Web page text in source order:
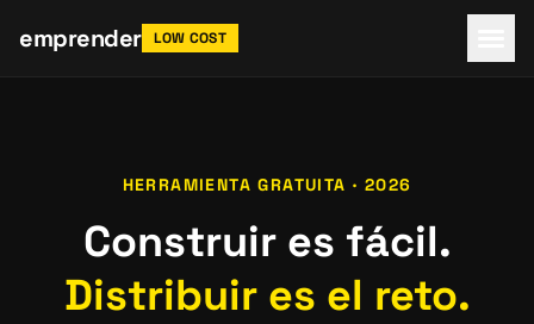
emprender LOW COST
HERRAMIENTA GRATUITA · 2026
Construir es fácil.
Distribuir es el reto.